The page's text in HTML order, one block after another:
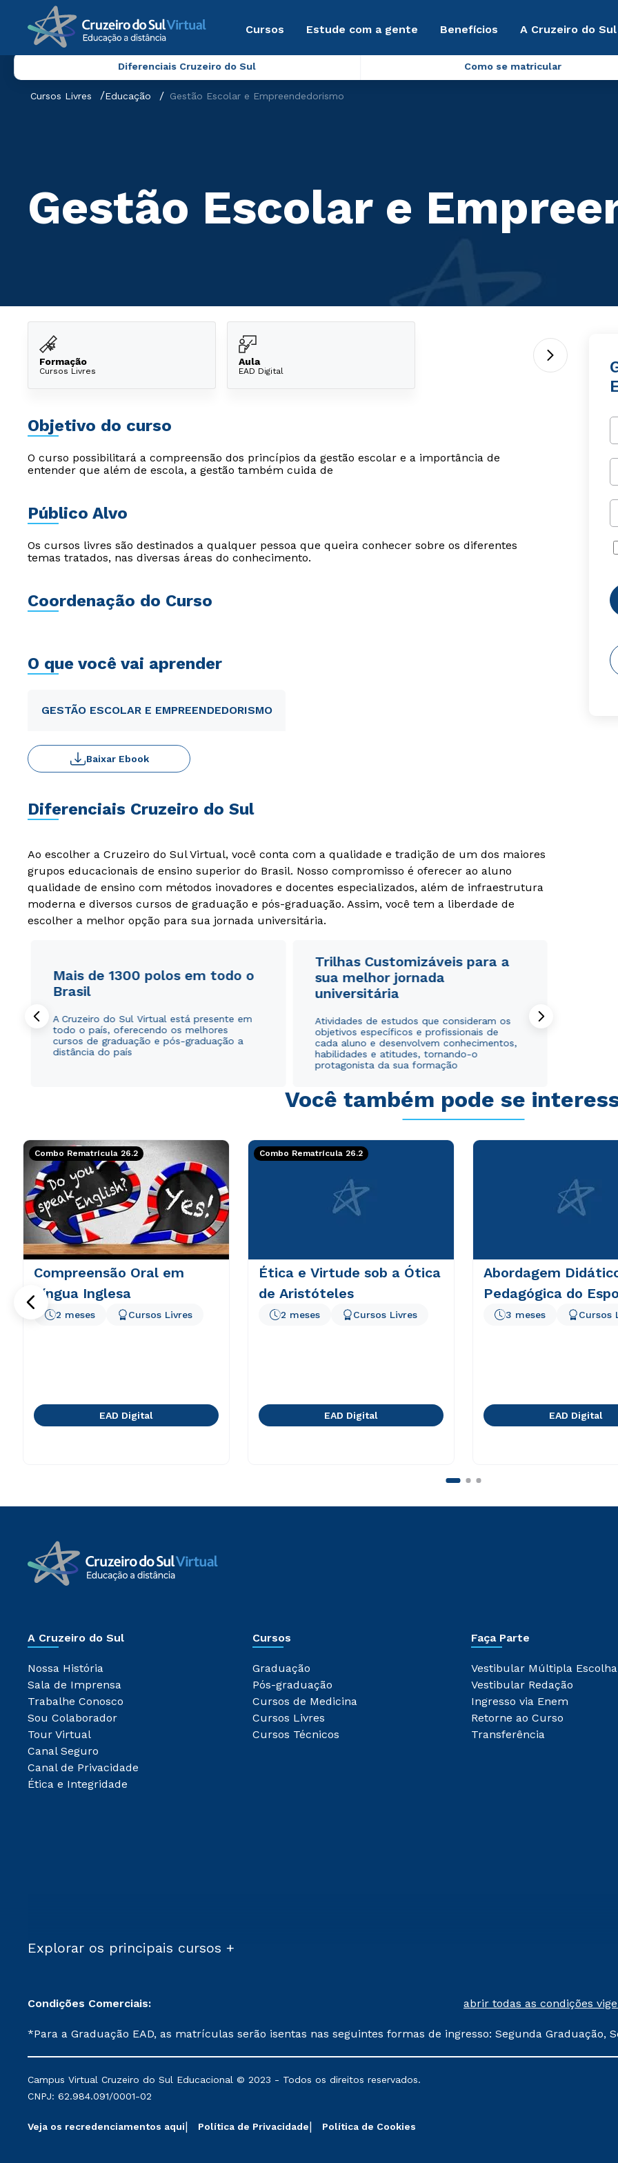
Cursos Estude com a gente Benefícios A Cruzeiro do
Diferenciais Cruzeiro do Sul Como se matricular
Cursos Livres Educação Gestão Escolar e Empreendedorismo
Gestão Escolar e
Formação
Cursos Livres
Aula
EAD Digital
Objetivo do curso
O curso possibilitará a compreensão dos princípios da gestão escolar e a importância de
entender que além de escola, a gestão também cuida de
Público Alvo
Os cursos livres são destinados a qualquer pessoa que queira conhecer sobre os diferentes
temas tratados, nas diversas áreas do conhecimento.
Coordenação do Curso
O que você vai aprender
GESTÃO ESCOLAR E EMPREENDEDORISMO
Baixar Ebook
Diferenciais Cruzeiro do Sul
Ao escolher a Cruzeiro do Sul Virtual, você conta com a qualidade e tradição de um dos maiores
grupos educacionais de ensino superior do Brasil. Nosso compromisso é oferecer ao aluno
qualidade de ensino com métodos inovadores e docentes especializados, além de infraestrutura
moderna e diversos cursos de graduação e pós-graduação. Assim, você tem a liberdade de
escolher a melhor opção para sua jornada universitária.
Mais de 1300 polos em todo o
Brasil
A Cruzeiro do Sul Virtual está presente em
todo o país, oferecendo os melhores
cursos de graduação e pós-graduação a
distância do país
Trilhas Customizáveis para a
sua melhor jornada
universitária
Atividades de estudos que consideram os
objetivos específicos e profissionais de
cada aluno e desenvolvem conhecimentos,
habilidades e atitudes, tornando-o
protagonista da sua formação
Você também pode se
Combo Rematrícula 26.2
Compreensão Oral em
Língua Inglesa
2 meses Cursos Livres
EAD Digital
Combo Rematrícula 26.2
Ética e Virtude sob a Ótica
de Aristóteles
2 meses Cursos Livres
EAD Digital
Abordagem
Pedagógica do
3 meses Cursos
EAD Digital
A Cruzeiro do Sul
Nossa História
Sala de Imprensa
Trabalhe Conosco
Sou Colaborador
Tour Virtual
Canal Seguro
Canal de Privacidade
Ética e Integridade
Cursos
Graduação
Pós-graduação
Cursos de Medicina
Cursos Livres
Cursos Técnicos
Faça Parte
Vestibular Múltipla Escolha
Vestibular Redação
Ingresso via Enem
Retorne ao Curso
Transferência
Explorar os principais cursos +
Condições Comerciais: abrir todas as condições
*Para a Graduação EAD, as matrículas serão isentas nas seguintes formas de ingresso: Segunda Graduação,
mantidos conforme negociação. Descontos institucionais poderão sofrer alterações nos períodos de
serviços.
Campus Virtual Cruzeiro do Sul Educacional © 2023 - Todos os direitos reservados.
CNPJ: 62.984.091/0001-02
Veja os recredenciamentos aqui Política de Privacidade Política de Cookies
WhatsApp
ou
Estou de acordo com a
autorizo que meus dados sejam utilizados para o
WhatsApp
ou
Estou de acordo com a
autorizo que meus dados sejam utilizados para o